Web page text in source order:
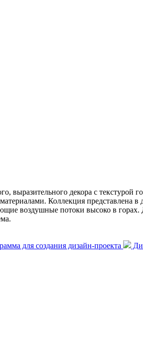
выразительного декора с текстурой
Коллекция представлена в
воздушные потоки высоко в
для создания дизайн-проекта